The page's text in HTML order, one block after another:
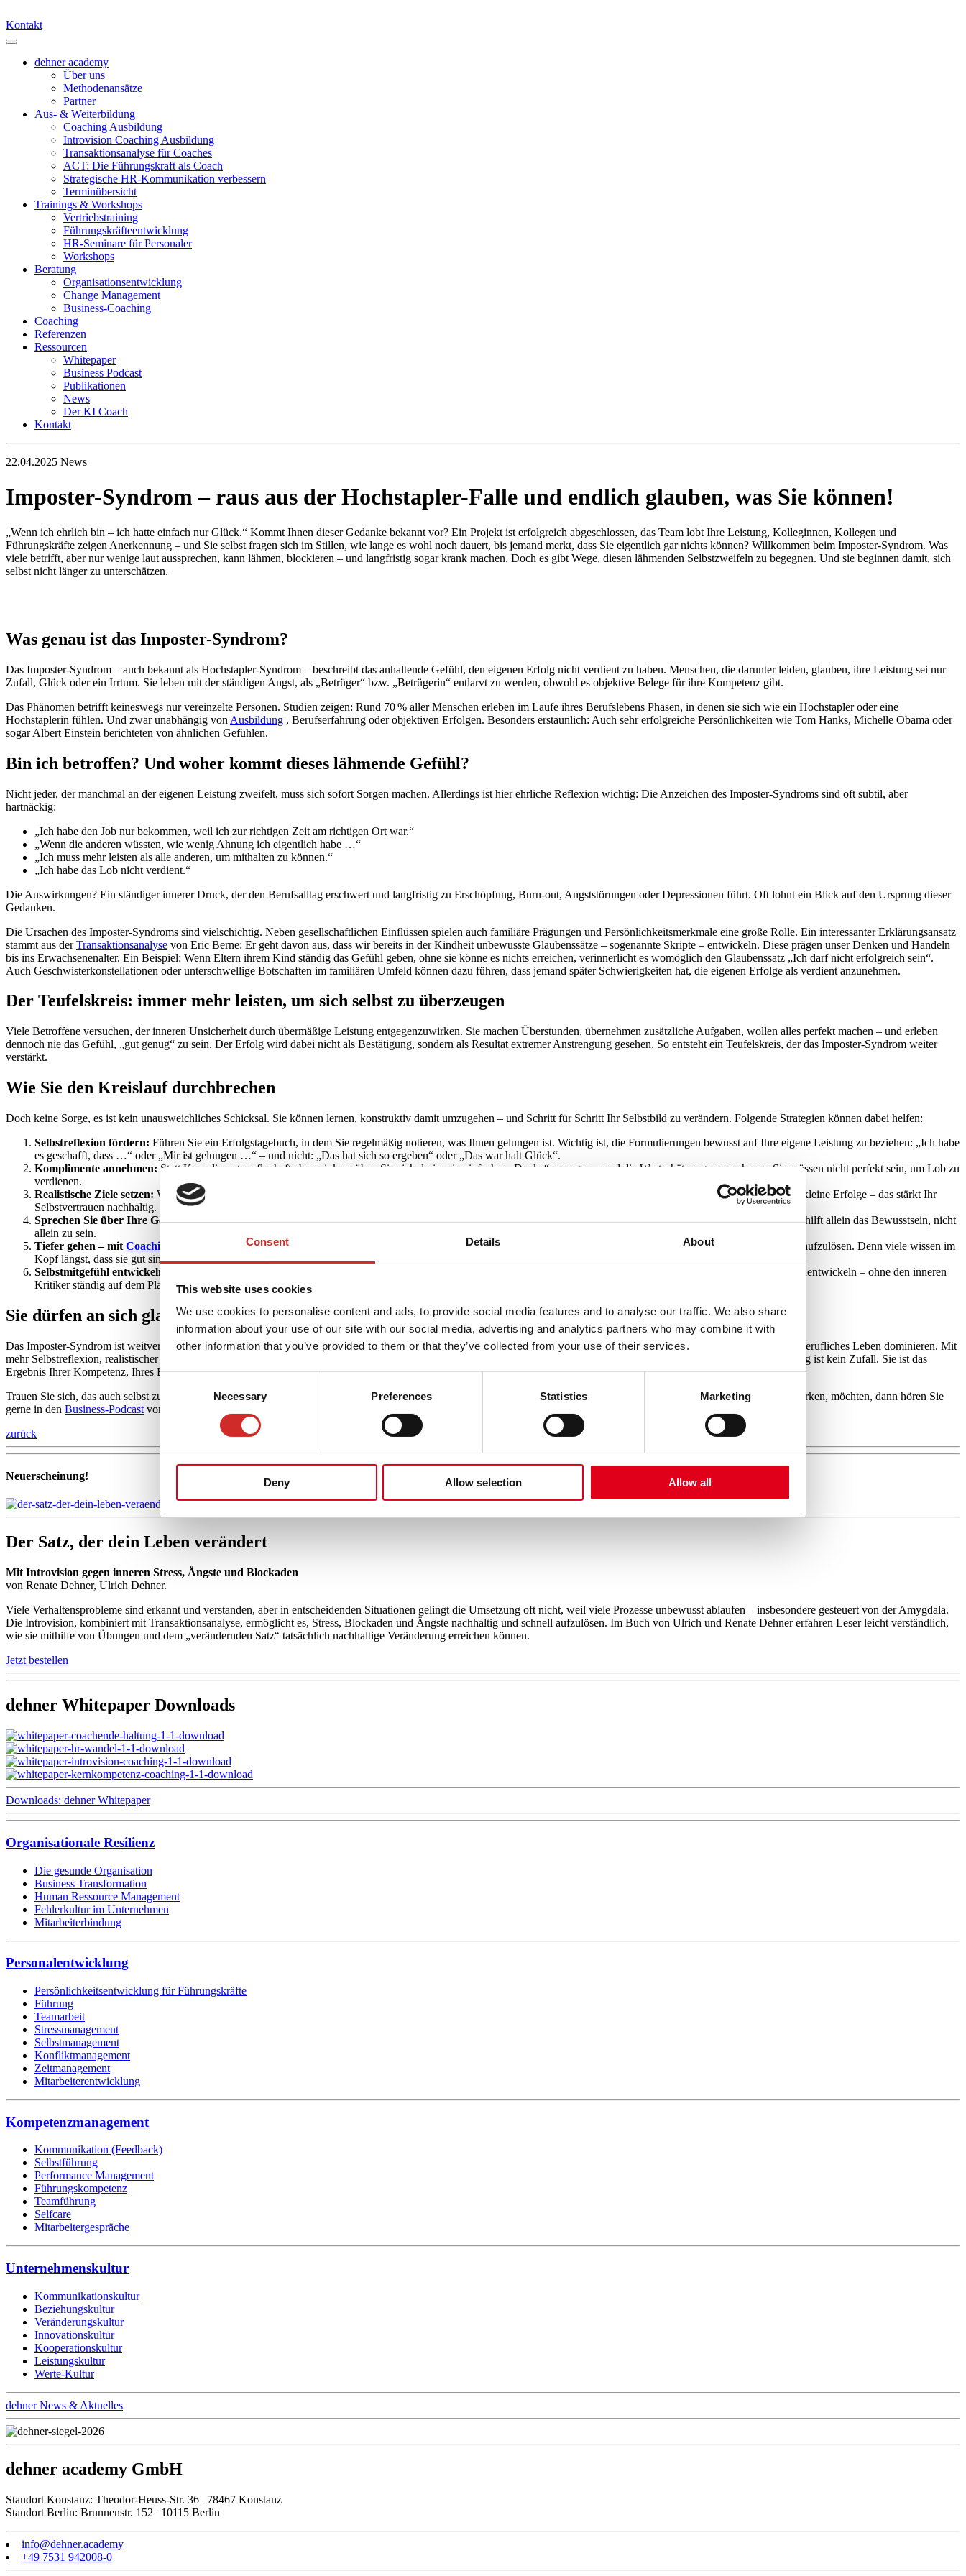
Consent Details About
This website uses cookies
We use cookies to personalise content and ads, to provide social media features and to analyse our traffic. We also share
information about your use of our site with our social media, advertising and analytics partners who may combine it with
other information that you’ve provided to them or that they’ve collected from your use of their services.
Consent
Selection
Necessary Preferences Statistics Marketing
Deny Allow selection Allow all
Kontakt
dehner academy
Über uns
Methodenansätze
Partner
Aus- & Weiterbildung
Coaching Ausbildung
Introvision Coaching Ausbildung
Transaktionsanalyse für Coaches
ACT: Die Führungskraft als Coach
Strategische HR-Kommunikation verbessern
Terminübersicht
Trainings & Workshops
Vertriebstraining
Führungskräfteentwicklung
HR-Seminare für Personaler
Workshops
Beratung
Organisationsentwicklung
Change Management
Business-Coaching
Coaching
Referenzen
Ressourcen
Whitepaper
Business Podcast
Publikationen
News
Der KI Coach
Kontakt
22.04.2025 News
Imposter-Syndrom – raus aus der Hochstapler-Falle und endlich glauben, was Sie können!
„Wenn ich ehrlich bin – ich hatte einfach nur Glück.“ Kommt Ihnen dieser Gedanke bekannt vor? Ein Projekt ist erfolgreich abgeschlossen, das Team lobt Ihre Leistung, Kolleginnen, Kollegen und
Führungskräfte zeigen Anerkennung – und Sie selbst fragen sich im Stillen, wie lange es wohl noch dauert, bis jemand merkt, dass Sie eigentlich gar nichts können? Willkommen beim Imposter-Syndrom. Was
viele betrifft, aber nur wenige laut aussprechen, kann lähmen, blockieren – und langfristig sogar krank machen. Doch es gibt Wege, diesen lähmenden Selbstzweifeln zu begegnen. Und sie beginnen damit, sich
selbst nicht länger zu unterschätzen.
Was genau ist das Imposter-Syndrom?
Das Imposter-Syndrom – auch bekannt als Hochstapler-Syndrom – beschreibt das anhaltende Gefühl, den eigenen Erfolg nicht verdient zu haben. Menschen, die darunter leiden, glauben, ihre Leistung sei nur
Zufall, Glück oder ein Irrtum. Sie leben mit der ständigen Angst, als „Betrüger“ bzw. „Betrügerin“ entlarvt zu werden, obwohl es objektive Belege für ihre Kompetenz gibt.
Das Phänomen betrifft keineswegs nur vereinzelte Personen. Studien zeigen: Rund 70 % aller Menschen erleben im Laufe ihres Berufslebens Phasen, in denen sie sich wie ein Hochstapler oder eine
Hochstaplerin fühlen. Und zwar unabhängig von Ausbildung , Berufserfahrung oder objektiven Erfolgen. Besonders erstaunlich: Auch sehr erfolgreiche Persönlichkeiten wie Tom Hanks, Michelle Obama oder
sogar Albert Einstein berichteten von ähnlichen Gefühlen.
Bin ich betroffen? Und woher kommt dieses lähmende Gefühl?
Nicht jeder, der manchmal an der eigenen Leistung zweifelt, muss sich sofort Sorgen machen. Allerdings ist hier ehrliche Reflexion wichtig: Die Anzeichen des Imposter-Syndroms sind oft subtil, aber
hartnäckig:
„Ich habe den Job nur bekommen, weil ich zur richtigen Zeit am richtigen Ort war.“
„Wenn die anderen wüssten, wie wenig Ahnung ich eigentlich habe …“
„Ich muss mehr leisten als alle anderen, um mithalten zu können.“
„Ich habe das Lob nicht verdient.“
Die Auswirkungen? Ein ständiger innerer Druck, der den Berufsalltag erschwert und langfristig zu Erschöpfung, Burn-out, Angststörungen oder Depressionen führt. Oft lohnt ein Blick auf den Ursprung dieser
Gedanken.
Die Ursachen des Imposter-Syndroms sind vielschichtig. Neben gesellschaftlichen Einflüssen spielen auch familiäre Prägungen und Persönlichkeitsmerkmale eine große Rolle. Ein interessanter Erklärungsansatz
stammt aus derTransaktionsanalyse von Eric Berne: Er geht davon aus, dass wir bereits in der Kindheit unbewusste Glaubenssätze – sogenannte Skripte – entwickeln. Diese prägen unser Denken und Handeln
bis ins Erwachsenenalter. Ein Beispiel: Wenn Eltern ihrem Kind ständig das Gefühl geben, ohne sie könne es nichts erreichen, verinnerlicht es womöglich den Glaubenssatz „Ich darf nicht erfolgreich sein“.
Auch Geschwisterkonstellationen oder unterschwellige Botschaften im familiären Umfeld können dazu führen, dass jemand später Schwierigkeiten hat, die eigenen Erfolge als verdient anzunehmen.
Der Teufelskreis: immer mehr leisten, um sich selbst zu überzeugen
Viele Betroffene versuchen, der inneren Unsicherheit durch übermäßige Leistung entgegenzuwirken. Sie machen Überstunden, übernehmen zusätzliche Aufgaben, wollen alles perfekt machen – und erleben
dennoch nie das Gefühl, „gut genug“ zu sein. Der Erfolg wird dabei nicht als Bestätigung, sondern als Resultat extremer Anstrengung gesehen. So entsteht ein Teufelskreis, der das Imposter-Syndrom weiter
verstärkt.
Wie Sie den Kreislauf durchbrechen
Doch keine Sorge, es ist kein unausweichliches Schicksal. Sie können lernen, konstruktiv damit umzugehen – und Schritt für Schritt Ihr Selbstbild zu verändern. Folgende Strategien können dabei helfen:
Selbstreflexion fördern: Führen Sie ein Erfolgstagebuch, in dem Sie regelmäßig notieren, was Ihnen gelungen ist. Wichtig ist, die Formulierungen bewusst auf Ihre eigene Leistung zu beziehen: „Ich habe
es geschafft, dass …“ oder „Mir ist gelungen …“ – und nicht: „Das hat sich so ergeben“ oder „Das war halt Glück“.
Komplimente annehmen: Statt Komplimente reflexhaft abzuwinken, üben Sie sich darin, ein einfaches „Danke“ zu sagen – und die Wertschätzung anzunehmen. Sie müssen nicht perfekt sein, um Lob zu
verdienen.
Realistische Ziele setzen: Wer ständig nur Höchstleistungen von sich selbst erwartet, wird sich schnell überfordern. Setzen Sie sich erreichbare Ziele und feiern Sie auch kleine Erfolge – das stärkt Ihr
Selbstvertrauen nachhaltig.
Sprechen Sie über Ihre Gefühle:Im Gespräch mit Kollegen, Kolleginnen oder dem Freundeskreis können Sie Ihre Zweifel teilen und neue Perspektiven gewinnen. Oft hilft allein das Bewusstsein, nicht
allein zu sein.
Tiefer gehen – mit Coaching
Ein Coaching – zum Beispiel mit der Methode des Introvision Coaching s – kann helfen, die tieferliegenden Blockaden zu erkennen und aufzulösen. Denn viele wissen im
Kopf längst, dass sie gut sind – doch emotional fühlt es sich oft anders an. Genau hier kann ein professionelles Coaching ansetzen.
Selbstmitgefühl entwickeln:
Behandeln Sie sich selbst so wohlwollend, wie Sie es bei anderen tun würden. Erlauben Sie sich, Fehler zu machen, zu lernen, sich weiterzuentwickeln – ohne den inneren
Kritiker ständig auf dem Plan zu haben.
Sie dürfen an sich glauben
Das Imposter-Syndrom ist weitverbreitet – und kein Zeichen von Schwäche. Vielmehr ist es ein Signal dafür, wie ernst Sie Ihre Verantwortung nehmen. Aber: Es darf nicht Ihr berufliches Leben dominieren. Mit
mehr Selbstreflexion, realistischer Zielsetzung, wertschätzendem Austausch und der bewussten Annahme Ihrer eigenen Erfolge können Sie aus dem Schatten treten. Ihre Leistung ist kein Zufall. Sie ist das
Ergebnis Ihrer Kompetenz, Ihres Engagements und Ihrer Persönlichkeit.
Trauen Sie sich, das auch selbst zu glauben. Wenn Sie mehr Impulse für Führungskräfte, Business Talk, Management-Input und Gedanken, die Unternehmen für die Zukunft stärken, möchten, dann hören Sie
gerne in den Business-Podcast von Alice Dehner rein.
zurück
Neuerscheinung!
Der Satz, der dein Leben verändert
Mit Introvision gegen inneren Stress, Ängste und Blockaden
von Renate Dehner, Ulrich Dehner.
Viele Verhaltensprobleme sind erkannt und verstanden, aber in entscheidenden Situationen gelingt die Umsetzung oft nicht, weil viele Prozesse unbewusst ablaufen – insbesondere gesteuert von der Amygdala.
Die Introvision, kombiniert mit Transaktionsanalyse, ermöglicht es, Stress, Blockaden und Ängste nachhaltig und schnell aufzulösen. Im Buch von Ulrich und Renate Dehner erfahren Leser leicht verständlich,
wie sie mithilfe von Übungen und dem „verändernden Satz“ tatsächlich nachhaltige Veränderung erreichen können.
Jetzt bestellen
dehner Whitepaper Downloads
Downloads: dehner Whitepaper
Organisationale Resilienz
Die gesunde Organisation
Business Transformation
Human Ressource Management
Fehlerkultur im Unternehmen
Mitarbeiterbindung
Personalentwicklung
Persönlichkeitsentwicklung für Führungskräfte
Führung
Teamarbeit
Stressmanagement
Selbstmanagement
Konfliktmanagement
Zeitmanagement
Mitarbeiterentwicklung
Kompetenzmanagement
Kommunikation (Feedback)
Selbstführung
Performance Management
Führungskompetenz
Teamführung
Selfcare
Mitarbeitergespräche
Unternehmenskultur
Kommunikationskultur
Beziehungskultur
Veränderungskultur
Innovationskultur
Kooperationskultur
Leistungskultur
Werte-Kultur
dehner News & Aktuelles
dehner academy GmbH
Standort Konstanz: Theodor-Heuss-Str. 36 | 78467 Konstanz
Standort Berlin: Brunnenstr. 152 | 10115 Berlin
info@dehner.academy
+49 7531 942008-0